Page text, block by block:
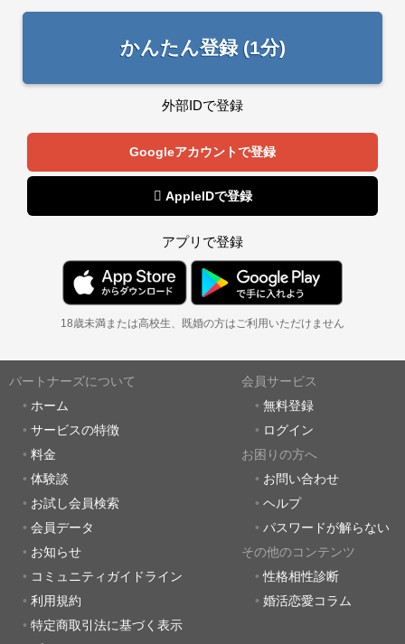
かんたん登録 (1分)
外部IDで登録
Googleアカウントで登録
 AppleIDで登録
アプリで登録
18歳未満または高校生、既婚の方はご利用いただけません
パートナーズについて
ホーム
サービスの特徴
料金
体験談
お試し会員検索
会員データ
お知らせ
コミュニティガイドライン
利用規約
特定商取引法に基づく表示
会員サービス
無料登録
ログイン
お困りの方へ
お問い合わせ
ヘルプ
パスワードが解らない
その他のコンテンツ
性格相性診断
婚活恋愛コラム